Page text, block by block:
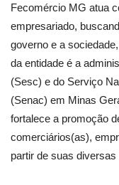
Fecomércio MG atua
empresariado,
governo e a
da entidade é a
(Sesc) e do Serviço
(Senac) em Minas
fortalece a promoção
comerciários(as),
partir de suas